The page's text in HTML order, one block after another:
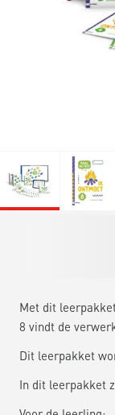
Met dit
8 vindt de
Dit leerpakket
In dit leerpakket